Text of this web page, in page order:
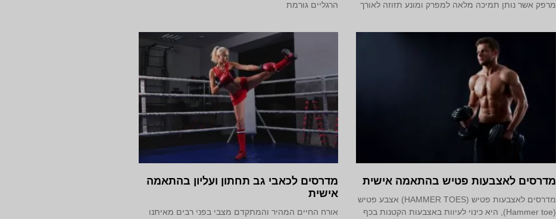
מרפק אשר נותן תמיכה מלאה למפרק ומונע תזוזה לאורך
הרגליים גורמת
מדרסים לאצבעות פטיש בהתאמה אישית
מדרסים לאצבעות פטיש (HAMMER TOES) אצבע פטיש
(Hammer toe), היא כינוי לעיוות באצבעות הקטנות בכף
מדרסים לכאבי גב תחתון ועליון בהתאמה
אישית
אורח החיים המהיר והמתקדם מצבי בפני רבים מאיתנו